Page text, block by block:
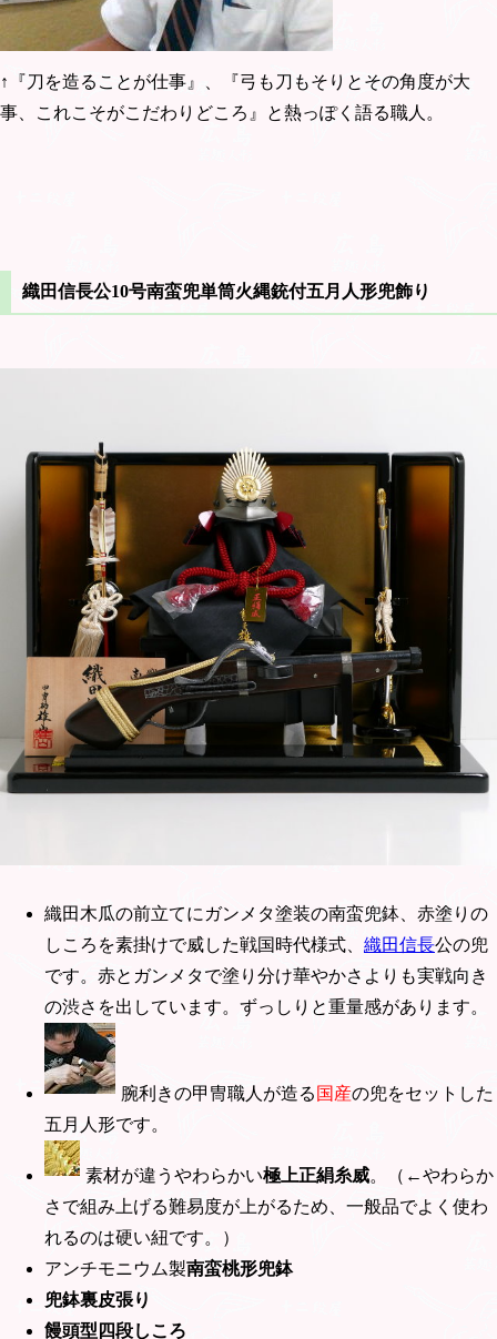
↑『刀を造ることが仕事』、『弓も刀もそりとその角度が大
事、これこそがこだわりどころ』と熱っぽく語る職人。
織田信長公10号南蛮兜単筒火縄銃付五月人形兜飾り
織田木瓜の前立てにガンメタ塗装の南蛮兜鉢、赤塗りの
しころを素掛けで威した戦国時代様式、 織田信長公の兜
です。赤とガンメタで塗り分け華やかさよりも実戦向き
の渋さを出しています。ずっしりと重量感があります。
腕利きの甲冑職人が造る 国産の兜をセットした
五月人形です。
素材が違うやわらかい極上正絹糸威。（←やわらか
さで組み上げる難易度が上がるため、一般品でよく使わ
れるのは硬い紐です。）
アンチモニウム製南蛮桃形兜鉢
兜鉢裏皮張り
饅頭型四段しころ